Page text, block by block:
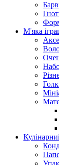
М'яка